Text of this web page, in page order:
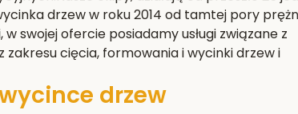
drzew w roku 2014 od tamtej pory
swojej ofercie posiadamy usługi związane z
cięcia, formowania i wycinki drzew i
drzew